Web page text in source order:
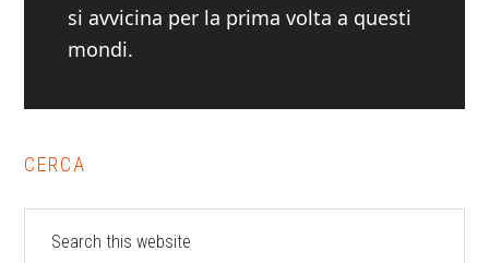
si avvicina per la prima volta a questi
mondi.
Primary
Sidebar
CERCA